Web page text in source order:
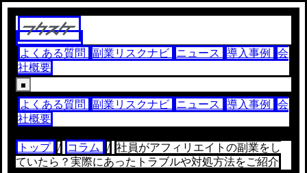
よくある質問 副業リスクナビ ニュース 導入事例
会
社概要
よくある質問 副業リスクナビ ニュース 導入事例
会
社概要
トップ / コラム / 社員がアフィリエイトの副業をし
ていたら？実際にあったトラブルや対処方法をご紹介